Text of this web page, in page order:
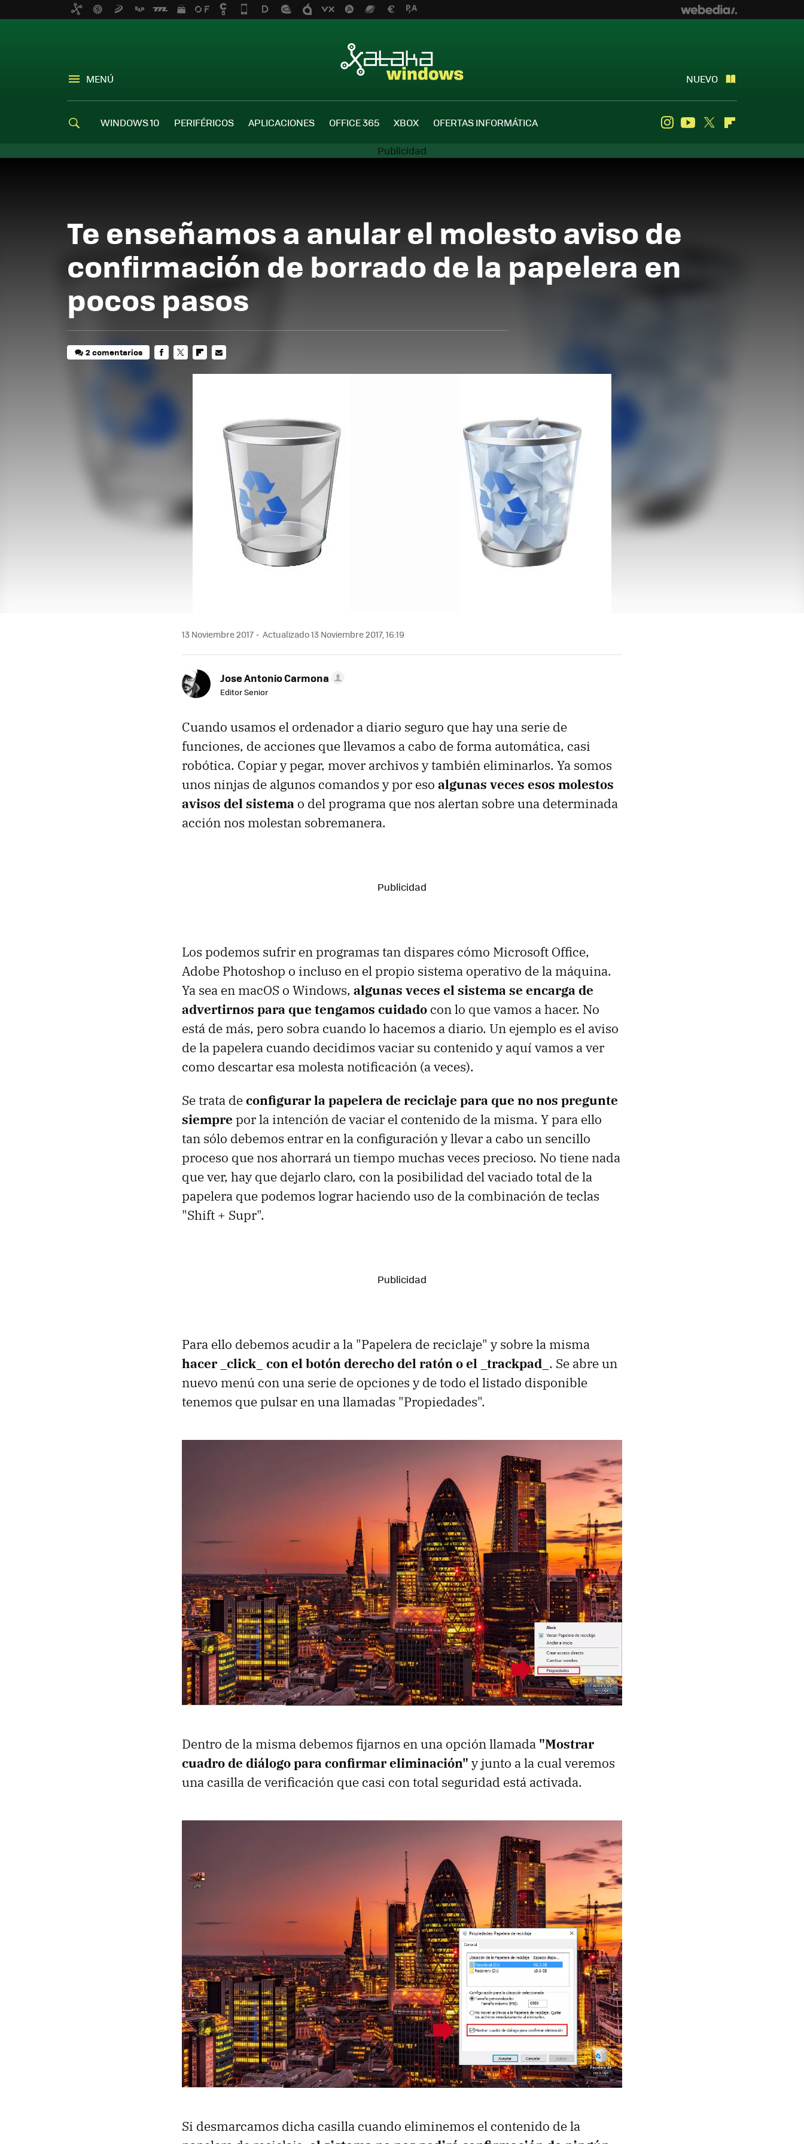
MENÚ NUEVO
WINDOWS 10 PERIFÉRICOS APLICACIONES OFFICE 365 XBOX OFERTAS INFORMÁTICA InstagramYoutube
Twitter
Te enseñamos a anular el molesto aviso de
confirmación de borrado de la papelera en
pocos pasos
2 comentarios
13 Noviembre 2017 Actualizado 13 Noviembre 2017, 16:19
Jose Antonio Carmona
Editor Senior
Cuando usamos el ordenador a diario seguro que hay una serie de
funciones, de acciones que llevamos a cabo de forma automática, casi
robótica. Copiar y pegar, mover archivos y también eliminarlos. Ya somos
unos ninjas de algunos comandos y por eso algunas veces esos molestos
avisos del sistema o del programa que nos alertan sobre una determinada
acción nos molestan sobremanera.
Los podemos sufrir en programas tan dispares cómo Microsoft Office,
Adobe Photoshop o incluso en el propio sistema operativo de la máquina.
Ya sea en macOS o Windows, algunas veces el sistema se encarga de
advertirnos para que tengamos cuidado con lo que vamos a hacer. No
está de más, pero sobra cuando lo hacemos a diario. Un ejemplo es el aviso
de la papelera cuando decidimos vaciar su contenido y aquí vamos a ver
como descartar esa molesta notificación (a veces).
Se trata deconfigurar la papelera de reciclaje para que no nos pregunte
siempre por la intención de vaciar el contenido de la misma. Y para ello
tan sólo debemos entrar en la configuración y llevar a cabo un sencillo
proceso que nos ahorrará un tiempo muchas veces precioso. No tiene nada
que ver, hay que dejarlo claro, con la posibilidad del vaciado total de la
papelera que podemos lograr haciendo uso de la combinación de teclas
"Shift + Supr".
Para ello debemos acudir a la "Papelera de reciclaje" y sobre la misma
hacer _click_ con el botón derecho del ratón o el _trackpad_ . Se abre un
nuevo menú con una serie de opciones y de todo el listado disponible
tenemos que pulsar en una llamadas "Propiedades".
Dentro de la misma debemos fijarnos en una opción llamada "Mostrar
cuadro de diálogo para confirmar eliminación" y junto a la cual veremos
una casilla de verificación que casi con total seguridad está activada.
Si desmarcamos dicha casilla cuando eliminemos el contenido de la